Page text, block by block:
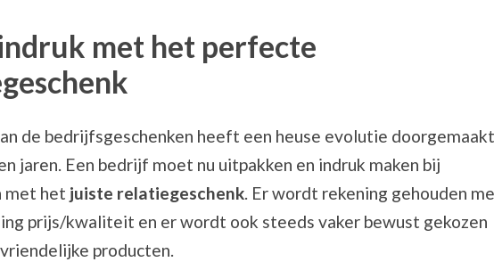
met het perfecte
de bedrijfsgeschenken heeft een heuse evolutie
jaren. Een bedrijf moet nu uitpakken en indruk maken bij
met het juiste relatiegeschenk. Er wordt rekening gehouden
prijs/kwaliteit en er wordt ook steeds vaker bewust gekozen
producten.